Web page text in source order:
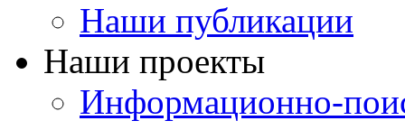
Наши публикации
Наши проекты
Информационно-